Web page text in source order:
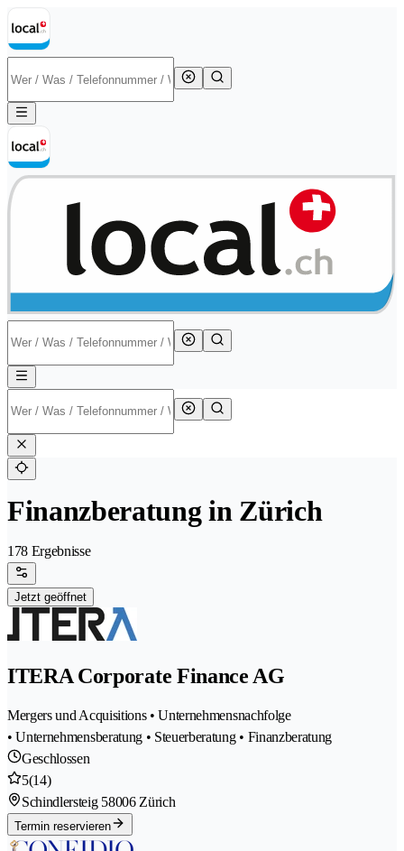
Finanzberatung in Zürich
178 Ergebnisse
Jetzt geöffnet
ITERA Corporate Finance AG
Mergers und Acquisitions • Unternehmensnachfolge
• Unternehmensberatung • Steuerberatung • Finanzberatung
Geschlossen
5(14)
Schindlersteig 58006 Zürich
Termin reservieren